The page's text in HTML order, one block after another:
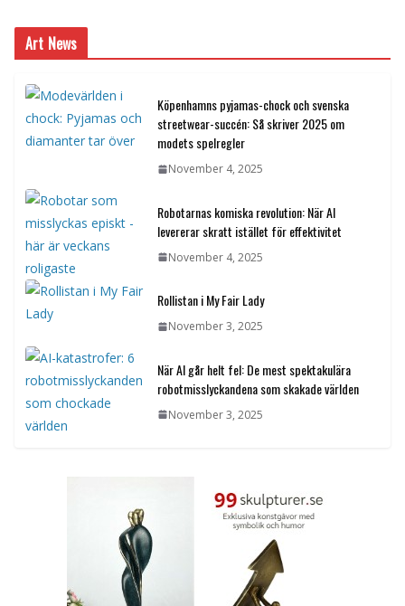
Art News
Köpenhamns pyjamas-chock och svenska
streetwear-succén: Så skriver 2025 om
modets spelregler
November 4, 2025
Robotarnas komiska revolution: När AI
levererar skratt istället för effektivitet
November 4, 2025
Rollistan i My Fair Lady
November 3, 2025
När AI går helt fel: De mest spektakulära
robotmisslyckandena som skakade världen
November 3, 2025